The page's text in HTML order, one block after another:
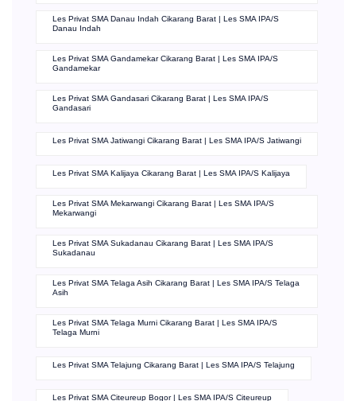
Les Privat SMA Danau Indah Cikarang Barat | Les SMA IPA/S
Danau Indah
Les Privat SMA Gandamekar Cikarang Barat | Les SMA IPA/S
Gandamekar
Les Privat SMA Gandasari Cikarang Barat | Les SMA IPA/S
Gandasari
Les Privat SMA Jatiwangi Cikarang Barat | Les SMA IPA/S Jatiwangi
Les Privat SMA Kalijaya Cikarang Barat | Les SMA IPA/S Kalijaya
Les Privat SMA Mekarwangi Cikarang Barat | Les SMA IPA/S
Mekarwangi
Les Privat SMA Sukadanau Cikarang Barat | Les SMA IPA/S
Sukadanau
Les Privat SMA Telaga Asih Cikarang Barat | Les SMA IPA/S Telaga
Asih
Les Privat SMA Telaga Murni Cikarang Barat | Les SMA IPA/S
Telaga Murni
Les Privat SMA Telajung Cikarang Barat | Les SMA IPA/S Telajung
Les Privat SMA Citeureup Bogor | Les SMA IPA/S Citeureup